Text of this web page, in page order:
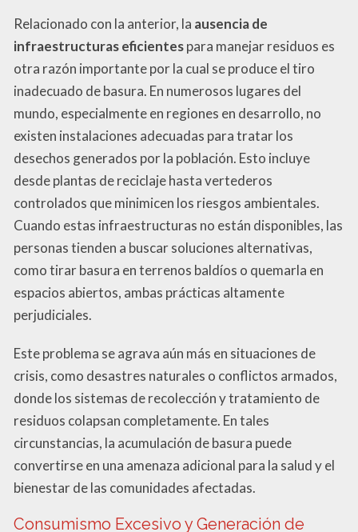
Relacionado con la anterior, la ausencia de
infraestructuras eficientespara manejar residuos es
otra razón importante por la cual se produce el tiro
inadecuado de basura. En numerosos lugares del
mundo, especialmente en regiones en desarrollo, no
existen instalaciones adecuadas para tratar los
desechos generados por la población. Esto incluye
desde plantas de reciclaje hasta vertederos
controlados que minimicen los riesgos ambientales.
Cuando estas infraestructuras no están disponibles, las
personas tienden a buscar soluciones alternativas,
como tirar basura en terrenos baldíos o quemarla en
espacios abiertos, ambas prácticas altamente
perjudiciales.
Este problema se agrava aún más en situaciones de
crisis, como desastres naturales o conflictos armados,
donde los sistemas de recolección y tratamiento de
residuos colapsan completamente. En tales
circunstancias, la acumulación de basura puede
convertirse en una amenaza adicional para la salud y el
bienestar de las comunidades afectadas.
Consumismo Excesivo y Generación de